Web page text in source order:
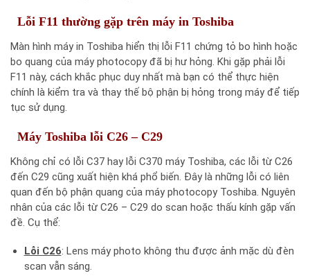
Lỗi F11 thường gặp trên máy in Toshiba
Màn hình máy in Toshiba hiển thị lỗi F11 chứng tỏ bo hình hoặc
bo quang của máy photocopy đã bị hư hỏng. Khi gặp phải lỗi
F11 này, cách khắc phục duy nhất mà bạn có thể thực hiện
chính là kiểm tra và thay thế bộ phận bị hỏng trong máy để tiếp
tục sử dụng.
Máy Toshiba lỗi C26 – C29
Không chỉ có lỗi C37 hay lỗi C370 máy Toshiba, các lỗi từ C26
đến C29 cũng xuất hiện khá phổ biến. Đây là những lỗi có liên
quan đến bộ phận quang của máy photocopy Toshiba. Nguyên
nhân của các lỗi từ C26 – C29 do scan hoặc thấu kính gặp vấn
đề. Cụ thể:
Lỗi C26: Lens máy photo không thu được ảnh mặc dù đèn
scan vẫn sáng.